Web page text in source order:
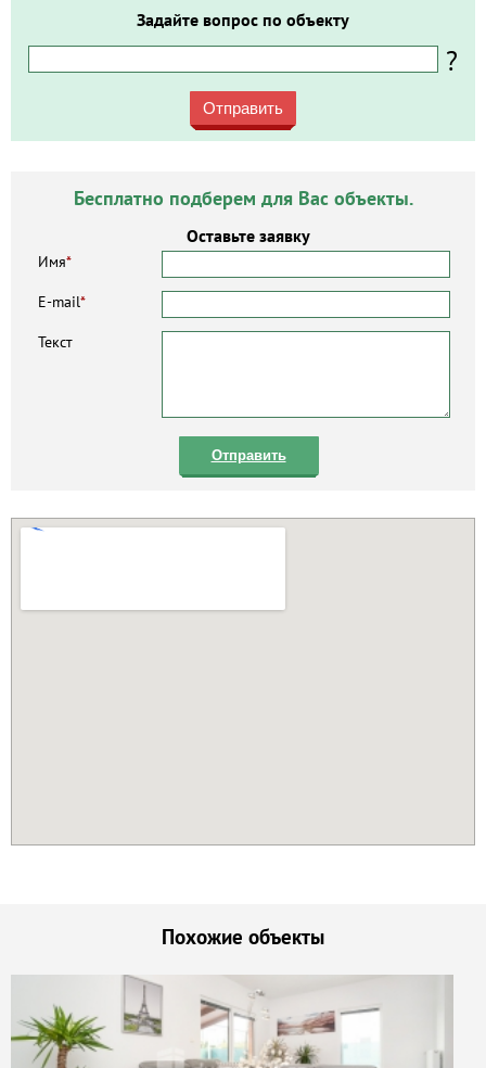
Задайте вопрос по объекту
?
Отправить
Бесплатно подберем для Вас объекты.
Оставьте заявку
Имя*
E-mail*
Текст
Отправить
Похожие объекты